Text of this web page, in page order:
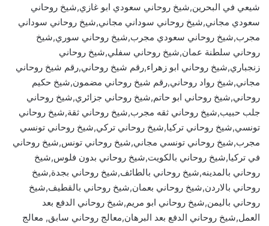
شيعي في البحرين,شيخ روحاني سعودي ابو غازي,شيخ روحاني
سعودي مجاني,شيخ روحاني سوداني مجاني,شيخ روحاني سوداني
مجرب,شيخ روحاني سعودي مجرب,شيخ روحاني سوري,شيخ
روحاني سلطنة عمان,شيخ روحاني سفلي,شيخ روحاني
زنجباري,شيخ روحاني ابو زهراء,رقم شيخ روحاني,رقم شيخ روحاني
مجاني,شيخ رواد روحاني,رقم شيخ روحاني مضمون,شيخ حكيم
روحاني,شيخ روحاني ابو حاتم,شيخ روحاني جزائري,شيخ روحاني
جلب حبيب,شيخ روحاني ثقه مجرب,شيخ روحاني ثقة,شيخ روحاني
تونسي,شيخ روحاني تركيا,شيخ روحاني تركي,شيخ روحاني تونسي
مجرب,شيخ روحاني تونسي مجاني,شيخ روحاني تونس,شيخ روحاني
في تركيا,شيخ روحاني بالكويت,شيخ روحاني بدون فلوس,شيخ
روحاني بالمدينه,شيخ روحاني بالطائف,شيخ روحاني بجدة,شيخ
روحاني بالاردن,شيخ روحاني بعمان,شيخ روحاني بالقطيف,شيخ
روحاني باليمن,شيخ روحاني ابو مريم,شيخ روحاني الدفع بعد
العمل,شيخ روحاني الدفع بعد البرهان,معالج روحاني سابق, معالج